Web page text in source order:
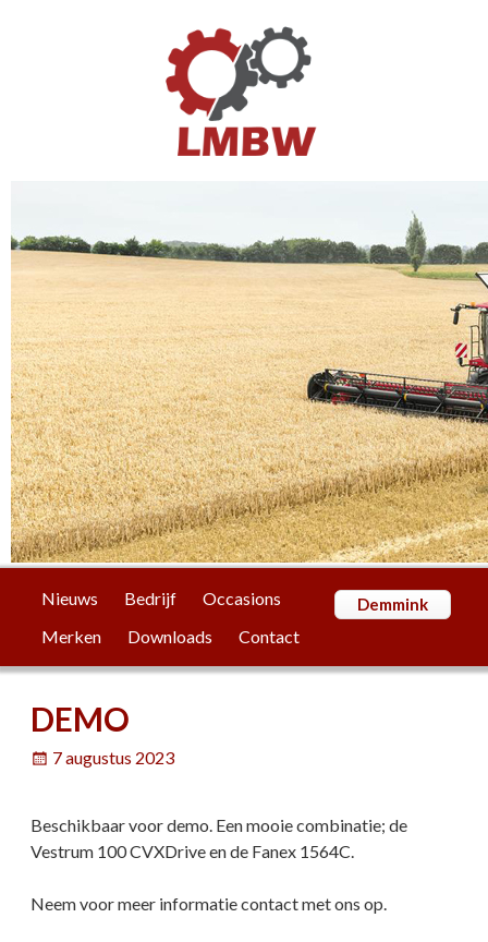
Demmink
Nieuws Bedrijf
Occasions
Merken
Downloads Contact
DEMO
7 augustus 2023
Beschikbaar voor demo. Een mooie combinatie; de
Vestrum 100 CVXDrive en de Fanex 1564C.
Neem voor meer informatie contact met ons op.